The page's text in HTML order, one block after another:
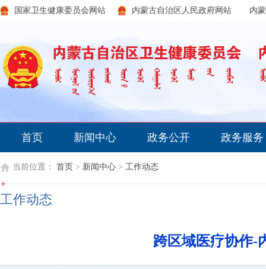
国家卫生健康委员会网站 内蒙古自治区人民政府网站 内
首页 新闻中心 政务公开 政务服务
当前位置： 首页 > 新闻中心 > 工作动态
工作动态
跨区域医疗协作-